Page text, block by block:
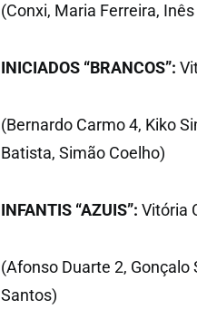
(Conxi, Maria Ferreira,
INICIADOS “BRANCOS”:
(Bernardo Carmo 4, Kiko
Batista, Simão Coelho)
INFANTIS “AZUIS”: Vitória
(Afonso Duarte 2, Gonçalo
Santos)